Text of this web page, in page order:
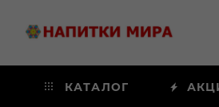
КАТАЛОГ